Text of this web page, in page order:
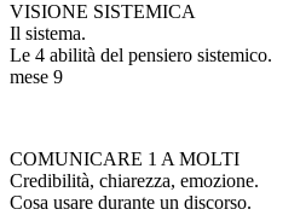
VISIONE SISTEMICA
Il sistema.
Le 4 abilità del pensiero sistemico.
mese 9
COMUNICARE 1 A MOLTI
Credibilità, chiarezza, emozione.
Cosa usare durante un discorso.